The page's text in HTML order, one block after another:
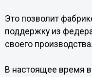
Это позволит
поддержку из
своего производства.
В настоящее время